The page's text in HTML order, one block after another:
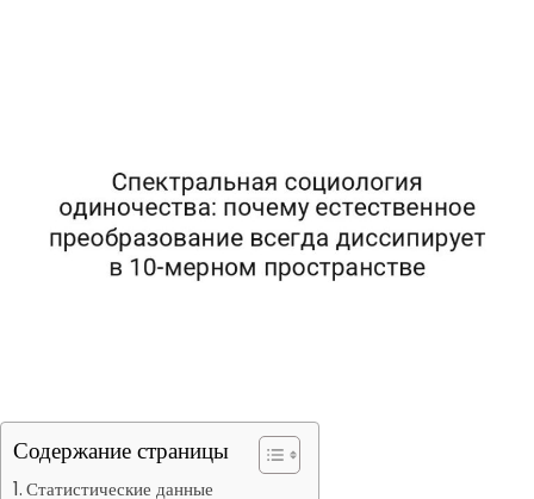
Содержание страницы
Статистические данные